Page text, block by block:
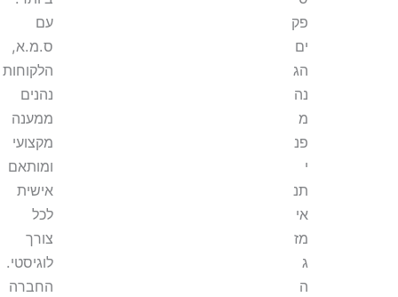
פק
ים
הג
נה
מ
פנ
י
תנ
אי
מז
ג
ה
עם
ס.מ.א,
הלקוחות
נהנים
ממענה
מקצועי
ומותאם
אישית
לכל
צורך
לוגיסטי.
החברה